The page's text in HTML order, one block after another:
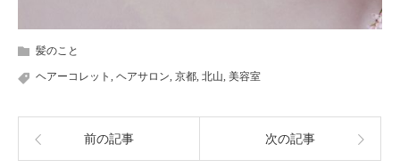
髪のこと
ヘアーコレット ヘアサロン 京都 北山 美容室
前の記事 次の記事